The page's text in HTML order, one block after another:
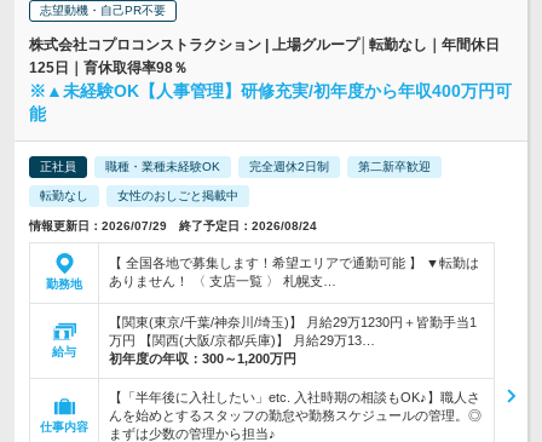
志望動機・自己PR不要
株式会社コプロコンストラクション | 上場グループ│転勤なし｜年間休日
125日｜育休取得率98％
※▲未経験OK【人事管理】研修充実/初年度から年収400万円可
能
正社員 職種・業種未経験OK 完全週休2日制 第二新卒歓迎
転勤なし 女性のおしごと掲載中
情報更新日：2026/07/29 終了予定日：2026/08/24
勤務地
【 全国各地で募集します！希望エリアで通勤可能 】 ▼転勤は
ありません！ 〈 支店一覧 〉 札幌支…
給与
【関東(東京/千葉/神奈川/埼玉)】 月給29万1230円＋皆勤手当1
万円 【関西(大阪/京都/兵庫)】 月給29万13…
初年度の年収： 300～1,200万円
仕事内容
【「半年後に入社したい」etc. 入社時期の相談もOK♪】職人さ
んを始めとするスタッフの勤怠や勤務スケジュールの管理。◎
まずは少数の管理から担当♪